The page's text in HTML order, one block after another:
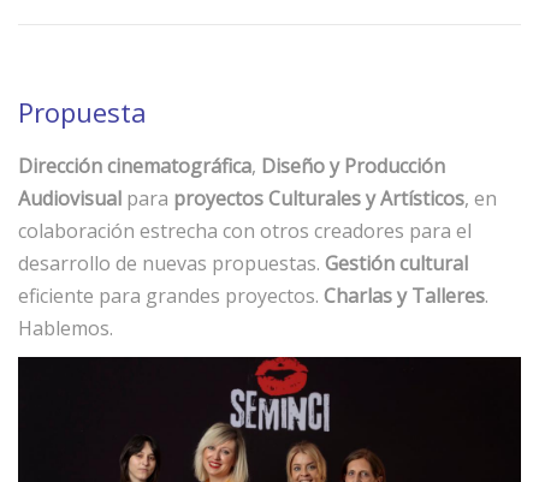
Propuesta
Dirección cinematográfica, Diseño y Producción
Audiovisual para proyectos Culturales y Artísticos, en
colaboración estrecha con otros creadores para el
desarrollo de nuevas propuestas. Gestión cultural
eficiente para grandes proyectos. Charlas y Talleres.
Hablemos.